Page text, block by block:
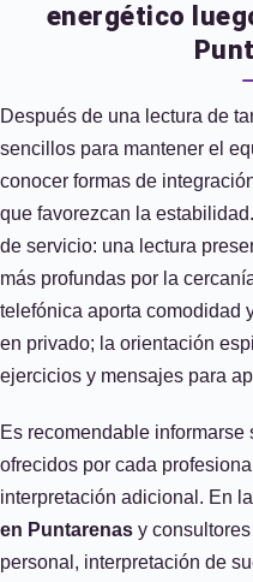
energético
Después de una lectura de
sencillos para mantener el
conocer formas de
que favorezcan la
de servicio: una lectura
más profundas por la
telefónica aporta comodidad
en privado; la orientación
ejercicios y mensajes para
Es recomendable
ofrecidos por cada
interpretación adicional. En
en Puntarenas y
personal, interpretación de